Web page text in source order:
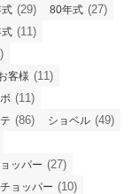
(29) 80年式 (27)
(11)
客様 (11)
(11)
(86) ショベル (49)
ッパー (27)
ョッパー (10)